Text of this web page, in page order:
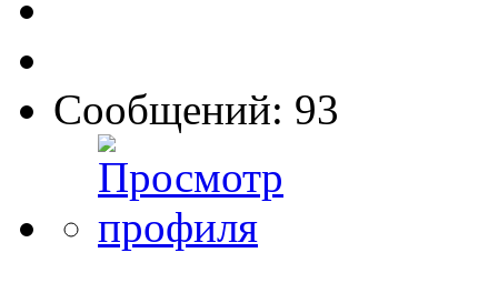
Сообщений: 93